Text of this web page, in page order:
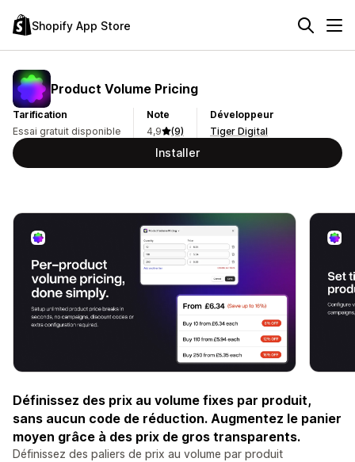
Shopify App Store
Product Volume Pricing
Tarification
Essai gratuit disponible
Note
4,9
(9)
Développeur
Tiger Digital
Installer
Définissez des prix au volume fixes par produit,
sans aucun code de réduction. Augmentez le panier
moyen grâce à des prix de gros transparents.
Définissez des paliers de prix au volume par produit